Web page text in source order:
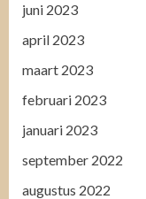
juni 2023
april 2023
maart 2023
februari 2023
januari 2023
september 2022
augustus 2022